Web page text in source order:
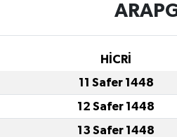
HİCRİ
11 Safer 1448
12 Safer 1448
13 Safer 1448